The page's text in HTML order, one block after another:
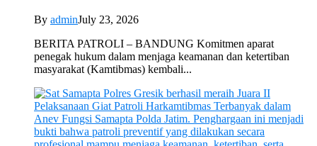
By adminJuly 23, 2026
BERITA PATROLI – BANDUNG Komitmen aparat
penegak hukum dalam menjaga keamanan dan ketertiban
masyarakat (Kamtibmas) kembali...